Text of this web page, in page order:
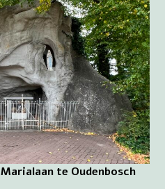
te Oudenbosch